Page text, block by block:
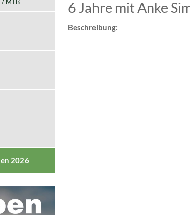
2026
6 Jahre mit Anke
Beschreibung: